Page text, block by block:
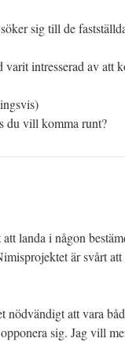
sig till de
intresserad av att
du vill komma runt?
landa i någon
är svårt att
nödvändigt att vara
sig. Jag vill